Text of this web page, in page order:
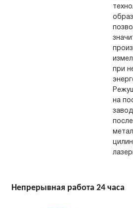
при
на
Непрерывная работа 24 часа